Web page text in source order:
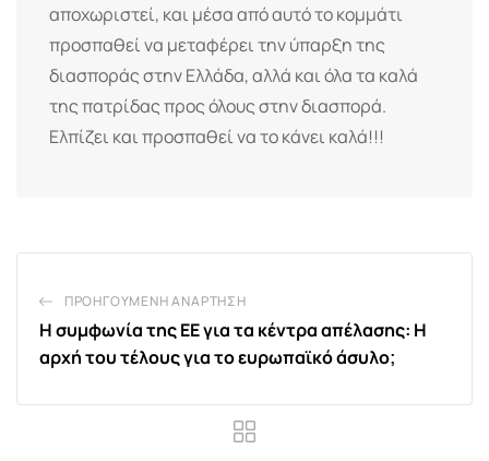
αποχωριστεί, και μέσα από αυτό το κομμάτι
προσπαθεί να μεταφέρει την ύπαρξη της
διασποράς στην Ελλάδα, αλλά και όλα τα καλά
της πατρίδας προς όλους στην διασπορά.
Ελπίζει και προσπαθεί να το κάνει καλά!!!
ΠΡΟΗΓΟΎΜΕΝΗ ΑΝΆΡΤΗΣΗ
Η συμφωνία της ΕΕ για τα κέντρα απέλασης: Η
αρχή του τέλους για το ευρωπαϊκό άσυλο;